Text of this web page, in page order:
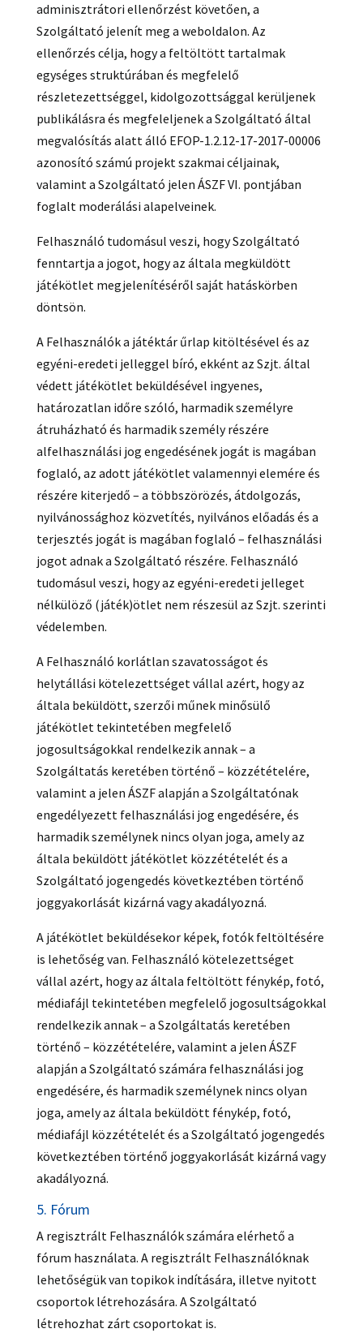
adminisztrátori ellenőrzést követően, a
Szolgáltató jelenít meg a weboldalon. Az
ellenőrzés célja, hogy a feltöltött tartalmak
egységes struktúrában és megfelelő
részletezettséggel, kidolgozottsággal kerüljenek
publikálásra és megfeleljenek a Szolgáltató által
megvalósítás alatt álló EFOP-1.2.12-17-2017-00006
azonosító számú projekt szakmai céljainak,
valamint a Szolgáltató jelen ÁSZF VI. pontjában
foglalt moderálási alapelveinek.
Felhasználó tudomásul veszi, hogy Szolgáltató
fenntartja a jogot, hogy az általa megküldött
játékötlet megjelenítéséről saját hatáskörben
döntsön.
A Felhasználók a játéktár űrlap kitöltésével és az
egyéni-eredeti jelleggel bíró, ekként az Szjt. által
védett játékötlet beküldésével ingyenes,
határozatlan időre szóló, harmadik személyre
átruházható és harmadik személy részére
alfelhasználási jog engedésének jogát is magában
foglaló, az adott játékötlet valamennyi elemére és
részére kiterjedő – a többszörözés, átdolgozás,
nyilvánossághoz közvetítés, nyilvános előadás és a
terjesztés jogát is magában foglaló – felhasználási
jogot adnak a Szolgáltató részére. Felhasználó
tudomásul veszi, hogy az egyéni-eredeti jelleget
nélkülöző (játék)ötlet nem részesül az Szjt. szerinti
védelemben.
A Felhasználó korlátlan szavatosságot és
helytállási kötelezettséget vállal azért, hogy az
általa beküldött, szerzői műnek minősülő
játékötlet tekintetében megfelelő
jogosultságokkal rendelkezik annak – a
Szolgáltatás keretében történő – közzétételére,
valamint a jelen ÁSZF alapján a Szolgáltatónak
engedélyezett felhasználási jog engedésére, és
harmadik személynek nincs olyan joga, amely az
általa beküldött játékötlet közzétételét és a
Szolgáltató jogengedés következtében történő
joggyakorlását kizárná vagy akadályozná.
A játékötlet beküldésekor képek, fotók feltöltésére
is lehetőség van. Felhasználó kötelezettséget
vállal azért, hogy az általa feltöltött fénykép, fotó,
médiafájl tekintetében megfelelő jogosultságokkal
rendelkezik annak – a Szolgáltatás keretében
történő – közzétételére, valamint a jelen ÁSZF
alapján a Szolgáltató számára felhasználási jog
engedésére, és harmadik személynek nincs olyan
joga, amely az általa beküldött fénykép, fotó,
médiafájl közzétételét és a Szolgáltató jogengedés
következtében történő joggyakorlását kizárná vagy
akadályozná.
5. Fórum
A regisztrált Felhasználók számára elérhető a
fórum használata. A regisztrált Felhasználóknak
lehetőségük van topikok indítására, illetve nyitott
csoportok létrehozására. A Szolgáltató
létrehozhat zárt csoportokat is.